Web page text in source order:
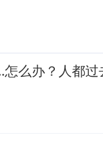
么办？人都过